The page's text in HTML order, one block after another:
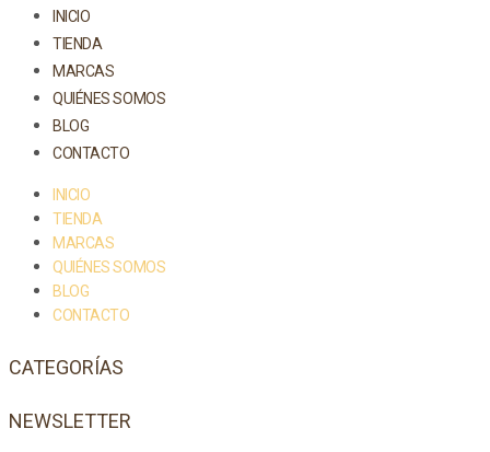
INICIO
TIENDA
MARCAS
QUIÉNES SOMOS
BLOG
CONTACTO
INICIO
TIENDA
MARCAS
QUIÉNES SOMOS
BLOG
CONTACTO
CATEGORÍAS
NEWSLETTER